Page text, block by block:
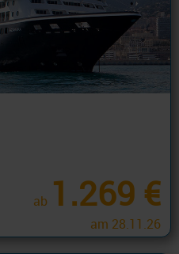
ab 1.269 €
am 28.11.26